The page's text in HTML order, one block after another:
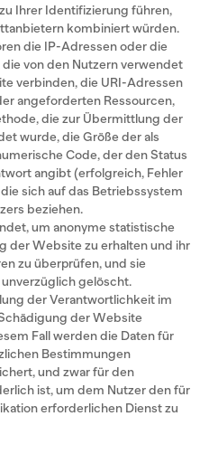
Ihrer Identifizierung führen,
kombiniert würden.
die IP-Adressen oder die
von den Nutzern verwendet
verbinden, die URI-Adressen
angeforderten Ressourcen,
die zur Übermittlung der
wurde, die Größe der als
Code, der den Status
angibt (erfolgreich, Fehler
sich auf das Betriebssystem
beziehen.
um anonyme statistische
der Website zu erhalten und ihr
zu überprüfen, und sie
gelöscht.
der Verantwortlichkeit im
der Website
Fall werden die Daten für
Bestimmungen
und zwar für den
ist, um dem Nutzer den für
erforderlichen Dienst zu